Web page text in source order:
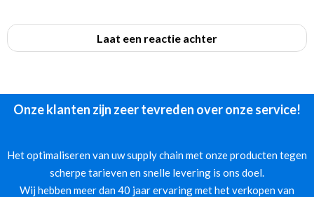
Laat een reactie achter
Onze klanten zijn zeer tevreden over onze service!
Het optimaliseren van uw supply chain met onze producten tegen
scherpe tarieven en snelle levering is ons doel.
Wij hebben meer dan 40 jaar ervaring met het verkopen van